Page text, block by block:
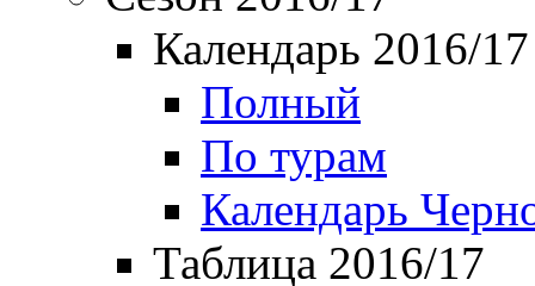
Календарь 2016/17
Полный
По турам
Календарь
Таблица 2016/17